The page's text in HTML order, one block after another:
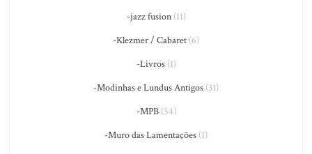
-jazz fusion(11)
-Klezmer / Cabaret (6)
-Livros(1)
-Modinhas e Lundus Antigos (31)
-MPB(54)
-Muro das Lamentações (1)